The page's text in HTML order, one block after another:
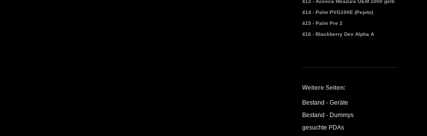
413 - Aceeca Meazura OEM 1000 gelb
414 - Palm PVG100E (Pepito)
415 - Palm Pre 2
416 - Blackberry Dev Alpha A
Weitere Seiten:
Bestand - Geräte
Bestand - Dummys
gesuchte PDAs